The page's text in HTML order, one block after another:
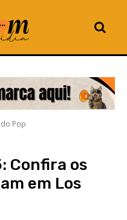
Pop
Confira os
em Los